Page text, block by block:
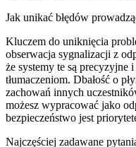
Jak unikać błędów
Kluczem do uniknięcia
obserwacja sygnalizacji z
że systemy te są precyzyjne
tłumaczeniom. Dbałość o
zachowań innych
możesz wypracować jako
bezpieczeństwo jest
Najczęściej zadawane